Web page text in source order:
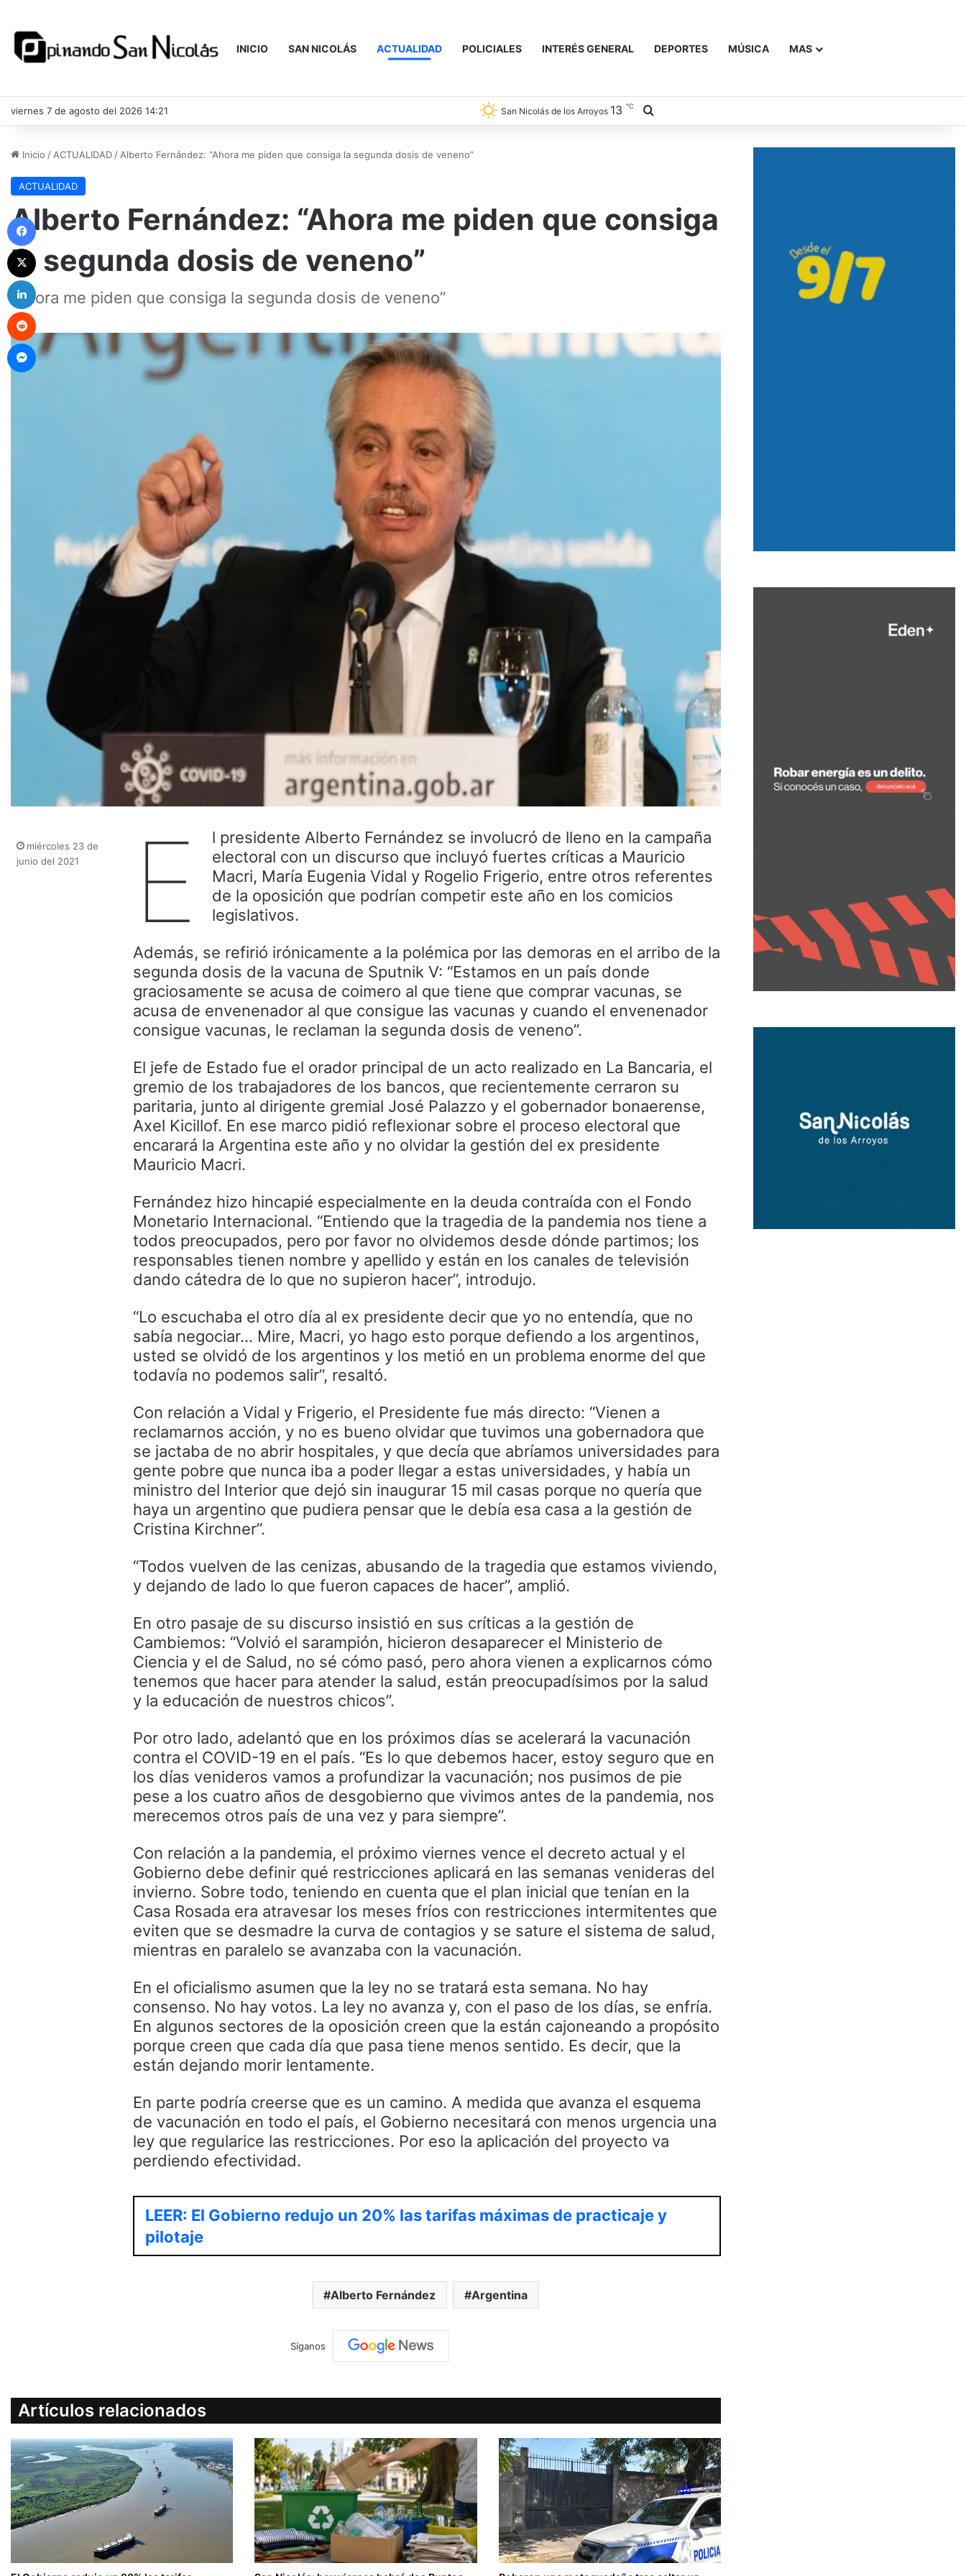
INICIO SAN NICOLÁS ACTUALIDAD POLICIALES INTERÉS GENERAL DEPORTES MÚSICA MAS
viernes 7 de agosto del 2026 14:21 San Nicolás de los Arroyos 13 ℃ Buscar
Inicio / ACTUALIDAD / Alberto Fernández: “Ahora me piden que consiga la segunda dosis de veneno”
ACTUALIDAD
Alberto Fernández: “Ahora me piden que consiga
la segunda dosis de veneno”
“Ahora me piden que consiga la segunda dosis de veneno”
E
l presidente Alberto Fernández se involucró de lleno en la campaña
electoral con un discurso que incluyó fuertes críticas a Mauricio
Macri, María Eugenia Vidal y Rogelio Frigerio, entre otros referentes
de la oposición que podrían competir este año en los comicios
legislativos.
Además, se refirió irónicamente a la polémica por las demoras en el arribo de la
segunda dosis de la vacuna de Sputnik V: “Estamos en un país donde
graciosamente se acusa de coimero al que tiene que comprar vacunas, se
acusa de envenenador al que consigue las vacunas y cuando el envenenador
consigue vacunas, le reclaman la segunda dosis de veneno”.
El jefe de Estado fue el orador principal de un acto realizado en La Bancaria, el
gremio de los trabajadores de los bancos, que recientemente cerraron su
paritaria, junto al dirigente gremial José Palazzo y el gobernador bonaerense,
Axel Kicillof. En ese marco pidió reflexionar sobre el proceso electoral que
encarará la Argentina este año y no olvidar la gestión del ex presidente
Mauricio Macri.
Fernández hizo hincapié especialmente en la deuda contraída con el Fondo
Monetario Internacional. “Entiendo que la tragedia de la pandemia nos tiene a
todos preocupados, pero por favor no olvidemos desde dónde partimos; los
responsables tienen nombre y apellido y están en los canales de televisión
dando cátedra de lo que no supieron hacer”, introdujo.
“Lo escuchaba el otro día al ex presidente decir que yo no entendía, que no
sabía negociar… Mire, Macri, yo hago esto porque defiendo a los argentinos,
usted se olvidó de los argentinos y los metió en un problema enorme del que
todavía no podemos salir”, resaltó.
Con relación a Vidal y Frigerio, el Presidente fue más directo: “Vienen a
reclamarnos acción, y no es bueno olvidar que tuvimos una gobernadora que
se jactaba de no abrir hospitales, y que decía que abríamos universidades para
gente pobre que nunca iba a poder llegar a estas universidades, y había un
ministro del Interior que dejó sin inaugurar 15 mil casas porque no quería que
haya un argentino que pudiera pensar que le debía esa casa a la gestión de
Cristina Kirchner”.
“Todos vuelven de las cenizas, abusando de la tragedia que estamos viviendo,
y dejando de lado lo que fueron capaces de hacer”, amplió.
En otro pasaje de su discurso insistió en sus críticas a la gestión de
Cambiemos: “Volvió el sarampión, hicieron desaparecer el Ministerio de
Ciencia y el de Salud, no sé cómo pasó, pero ahora vienen a explicarnos cómo
tenemos que hacer para atender la salud, están preocupadísimos por la salud
y la educación de nuestros chicos”.
Por otro lado, adelantó que en los próximos días se acelerará la vacunación
contra el COVID-19 en el país. “Es lo que debemos hacer, estoy seguro que en
los días venideros vamos a profundizar la vacunación; nos pusimos de pie
pese a los cuatro años de desgobierno que vivimos antes de la pandemia, nos
merecemos otros país de una vez y para siempre”.
Con relación a la pandemia, el próximo viernes vence el decreto actual y el
Gobierno debe definir qué restricciones aplicará en las semanas venideras del
invierno. Sobre todo, teniendo en cuenta que el plan inicial que tenían en la
Casa Rosada era atravesar los meses fríos con restricciones intermitentes que
eviten que se desmadre la curva de contagios y se sature el sistema de salud,
mientras en paralelo se avanzaba con la vacunación.
En el oficialismo asumen que la ley no se tratará esta semana. No hay
consenso. No hay votos. La ley no avanza y, con el paso de los días, se enfría.
En algunos sectores de la oposición creen que la están cajoneando a propósito
porque creen que cada día que pasa tiene menos sentido. Es decir, que la
están dejando morir lentamente.
En parte podría creerse que es un camino. A medida que avanza el esquema
de vacunación en todo el país, el Gobierno necesitará con menos urgencia una
ley que regularice las restricciones. Por eso la aplicación del proyecto va
perdiendo efectividad.
LEER: El Gobierno redujo un 20% las tarifas máximas de practicaje y
pilotaje
Alberto Fernández Argentina
miércoles 23 de
junio del 2021
Síganos
Artículos relacionados
Facebook
Messenger